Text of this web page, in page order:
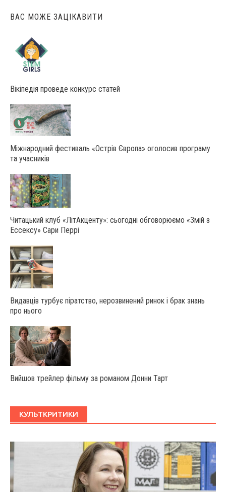
ВАС МОЖЕ ЗАЦІКАВИТИ
Вікіпедія проведе конкурс статей
Міжнародний фестиваль «Острів Європа» оголосив програму
та учасників
Читацький клуб «ЛітАкценту»: сьогодні обговорюємо «Змій з
Ессексу» Сари Перрі
Видавців турбує піратство, нерозвинений ринок і брак знань
про нього
Вийшов трейлер фільму за романом Донни Тарт
КУЛЬТКРИТИКИ